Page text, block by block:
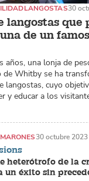
langostas que
de un
LANGOSTAS30
años, una lonja de
de Whitby se ha
langostas, cuyo
y educar a los
heterótrofo de la
un éxito sin
30 octubre 2023